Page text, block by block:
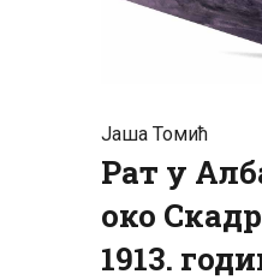
ЦЕНОВНИК
Јаша Томић
Рат у
око
1913.